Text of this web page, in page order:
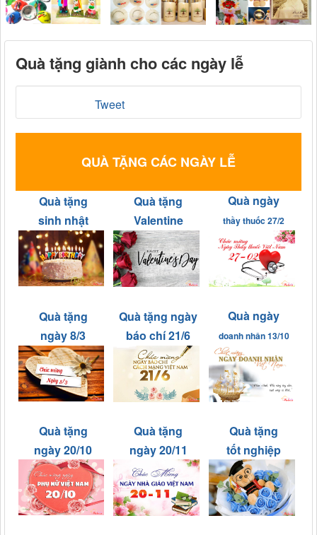
Quà tặng giành cho các ngày lễ
Tweet
QUÀ TẶNG CÁC NGÀY LỄ
Quà tặng
sinh nhật
Quà tặng
Valentine
Quà ngày
thầy thuốc 27/2
Quà tặng
ngày 8/3
Quà tặng ngày
báo chí 21/6
Quà ngày
doanh nhân 13/10
Quà tặng
ngày 20/10
Quà tặng
ngày 20/11
Quà tặng
tốt nghiệp